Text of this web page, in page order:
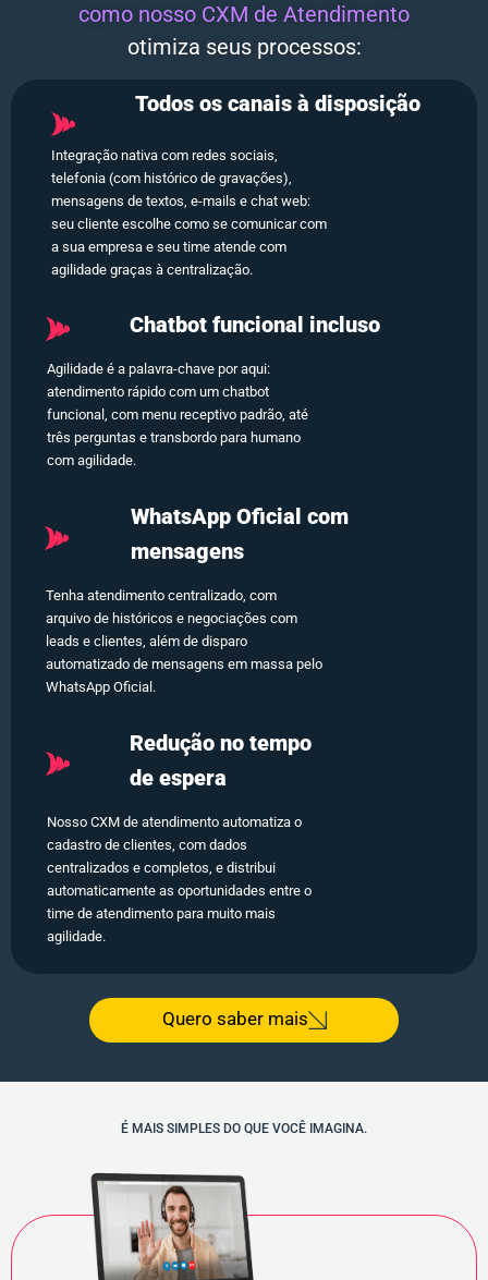
como nosso CXM de Atendimento
otimiza seus processos:
Todos os canais à disposição
Integração nativa com redes sociais,
telefonia (com histórico de gravações),
mensagens de textos, e-mails e chat web:
seu cliente escolhe como se comunicar com
a sua empresa e seu time atende com
agilidade graças à centralização.
Chatbot funcional incluso
Agilidade é a palavra-chave por aqui:
atendimento rápido com um chatbot
funcional, com menu receptivo padrão, até
três perguntas e transbordo para humano
com agilidade.
WhatsApp Oficial com
mensagens
Tenha atendimento centralizado, com
arquivo de históricos e negociações com
leads e clientes, além de disparo
automatizado de mensagens em massa pelo
WhatsApp Oficial.
Redução no tempo
de espera
Nosso CXM de atendimento automatiza o
cadastro de clientes, com dados
centralizados e completos, e distribui
automaticamente as oportunidades entre o
time de atendimento para muito mais
agilidade.
Quero saber mais
É MAIS SIMPLES DO QUE VOCÊ IMAGINA.